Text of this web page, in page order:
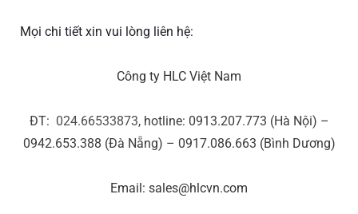
Mọi chi tiết xin vui lòng liên hệ:
Công ty HLC Việt Nam
ĐT: 024.66533873, hotline: 0913.207.773 (Hà Nội) –
0942.653.388 (Đà Nẵng) – 0917.086.663 (Bình Dương)
Email: sales@hlcvn.com